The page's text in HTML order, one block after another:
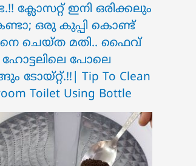
ക്ലോസറ്റ് ഇനി ഒരിക്കലും
ഒരു കുപ്പി കൊണ്ട്
ചെയ്ത മതി.. ഫൈവ്
ഹോട്ടലിലെ പോലെ
ടോയ്റ്റ്.!!| Tip To Clean
Toilet Using Bottle